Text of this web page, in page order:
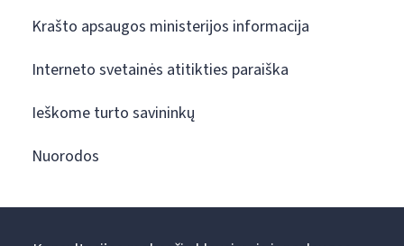
Krašto apsaugos ministerijos informacija
Interneto svetainės atitikties paraiška
Ieškome turto savininkų
Nuorodos